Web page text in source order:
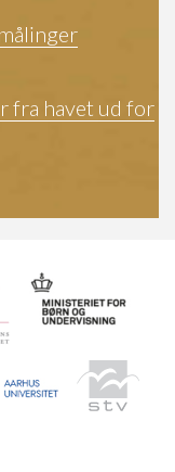
fra havet ud for